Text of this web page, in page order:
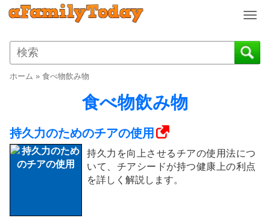
T
g
g
g
a
ホーム » 食べ物飲み物
食べ物飲み物
持久力のためのチアの使用
持久力を向上させるチアの使用法につ
いて、チアシードが持つ健康上の利点
を詳しく解説します。